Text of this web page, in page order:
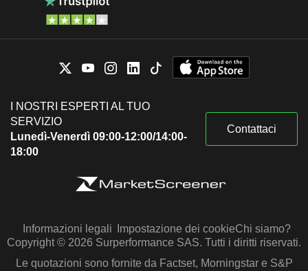
I NOSTRI ESPERTI AL TUO
SERVIZIO
Lunedì-Venerdì 09:00-12:00/14:00-
18:00
Contattaci
Informazioni legali Impostazione dei cookieChi siamo?
Copyright © 2026 Surperformance SAS. Tutti i diritti riservati.
Le quotazioni sono fornite da Factset, Morningstar e S&P